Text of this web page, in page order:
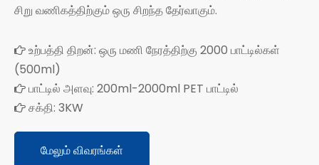
சிறு வணிகத்திற்கும் ஒரு சிறந்த தேர்வாகும்.
 உற்பத்தி திறன்: ஒரு மணி நேரத்திற்கு 2000 பாட்டில்கள்
(500ml)
 பாட்டில் அளவு: 200ml-2000ml PET பாட்டில்
 சக்தி: 3KW
மேலும் விவரங்கள்